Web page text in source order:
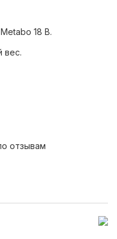
18 В.
вес.
отзывам